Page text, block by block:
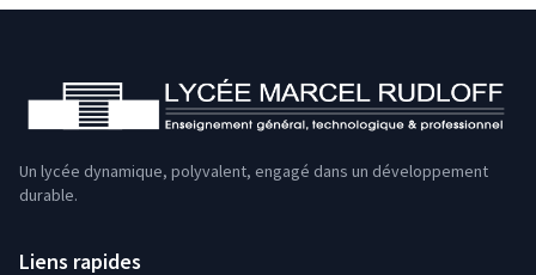
Un lycée dynamique, polyvalent, engagé dans un développement
durable.
Liens rapides